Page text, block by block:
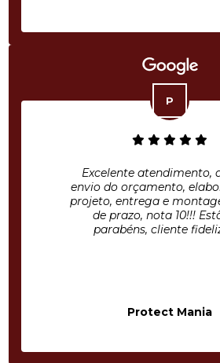
Excelente atendimento,
envio do orçamento,
projeto, entrega e
de prazo, nota 10!!!
parabéns, cliente
Protect Mania